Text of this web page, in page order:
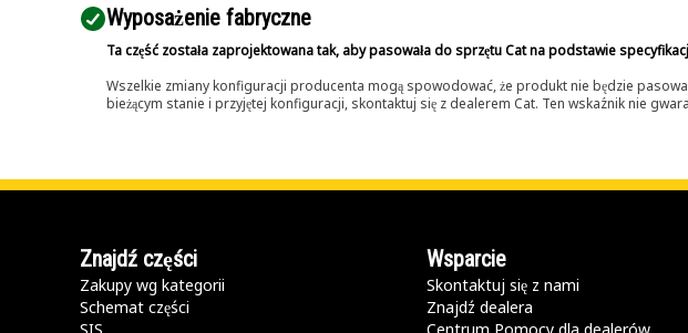
Wyposażenie fabryczne
Ta część została zaprojektowana tak, aby pasowała do sprzętu Cat na podstawie
Wszelkie zmiany konfiguracji producenta mogą spowodować, że produkt nie będzie
bieżącym stanie i przyjętej konfiguracji, skontaktuj się z dealerem Cat. Ten wskaźnik nie
Znajdź części
Zakupy wg kategorii
Schemat części
Wsparcie
Skontaktuj się z nami
Znajdź dealera